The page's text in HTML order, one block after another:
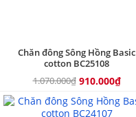
Chăn đông Sông Hồng Basic
cotton BC25108
1.070.000₫ 910.000₫